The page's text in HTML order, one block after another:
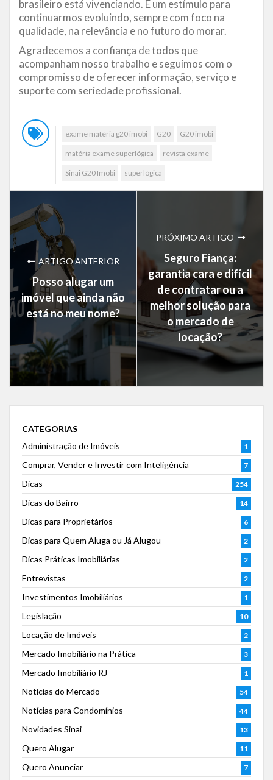
brasileiro está vivenciando. É um estímulo para
continuarmos evoluindo, sempre com foco na
qualidade, na relevância e no futuro do morar.
Agradecemos a confiança de todos que
acompanham nosso trabalho e seguimos com o
compromisso de oferecer informação, serviço e
suporte com seriedade profissional.
exame matéria g20 imobi G20 G20 imobi
matéria exame superlógica revista exame
Sinai G20 Imobi superlógica
ARTIGO ANTERIOR
Posso alugar um
imóvel que ainda não
está no meu nome?
PRÓXIMO ARTIGO
Seguro Fiança:
garantia cara e difícil
de contratar ou a
melhor solução para
o mercado de
locação?
CATEGORIAS
Administração de Imóveis
1
Comprar, Vender e Investir com Inteligência 7
Dicas 254
Dicas do Bairro 14
Dicas para Proprietários 6
Dicas para Quem Aluga ou Já Alugou 2
Dicas Práticas Imobiliárias 2
Entrevistas 2
Investimentos Imobiliários 1
Legislação 10
Locação de Imóveis 2
Mercado Imobiliário na Prática 3
Mercado Imobiliário RJ 1
Notícias do Mercado 54
Notícias para Condomínios 44
Novidades Sinai 13
Quero Alugar 11
Quero Anunciar 7